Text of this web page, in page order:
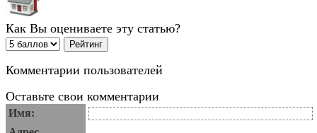
Как Вы оцениваете эту статью?
Комментарии пользователей
Оставьте свои комментарии
Имя: